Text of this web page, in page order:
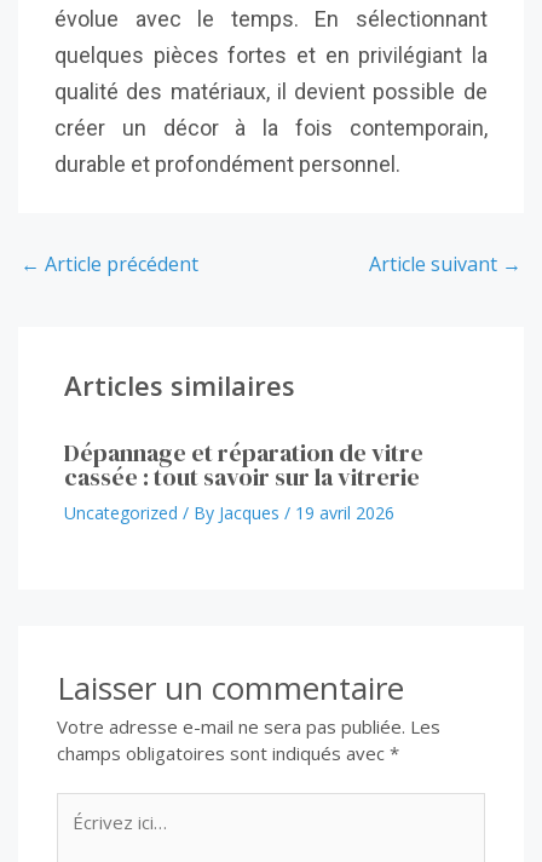
évolue avec le temps. En sélectionnant
quelques pièces fortes et en privilégiant la
qualité des matériaux, il devient possible de
créer un décor à la fois contemporain,
durable et profondément personnel.
← Article précédent Article suivant →
Articles similaires
Dépannage et réparation de vitre
cassée : tout savoir sur la vitrerie
Uncategorized / By Jacques / 19 avril 2026
Laisser un commentaire
Votre adresse e-mail ne sera pas publiée. Les
champs obligatoires sont indiqués avec*
ici…